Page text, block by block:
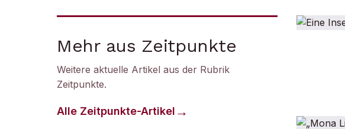
Mehr aus Zeitpunkte
Weitere aktuelle Artikel aus der Rubrik
Zeitpunkte.
Alle Zeitpunkte-Artikel